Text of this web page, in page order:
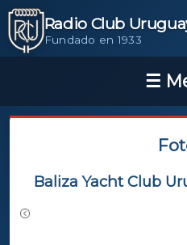
Radio Club
Fundado en 1933
Baliza Yacht Club